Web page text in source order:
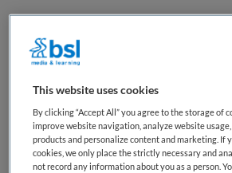
Starter
Vacature niet beschikbaar
Deze vacature GZ-psycholoog Ad
niet meer actueel. Hieronder staan
vacatures die voor u wellicht
This website uses cookies
By clicking “Accept All” you agree to the storage of
improve website navigation, analyze website
products and personalize content and marketing. If
cookies, we only place the strictly necessary and
not record any information about you as a person.